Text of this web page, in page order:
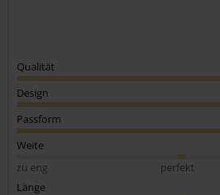
Qualität
Design
Passform
Weite
zu eng
perfekt
Länge